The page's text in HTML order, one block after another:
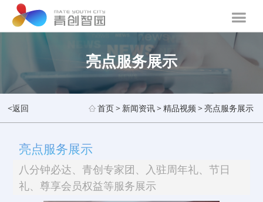
亮点服务展示
<返回 首页> 新闻资讯>精品视频>亮点服务展示
亮点服务展示
八分钟必达、青创专家团、入驻周年礼、节日
礼、尊享会员权益等服务展示